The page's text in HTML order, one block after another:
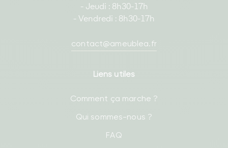
- Jeudi : 8h30-17h
- Vendredi : 8h30-17h
contact@ameublea.fr
Liens utiles
Comment ça marche ?
Qui sommes-nous ?
FAQ